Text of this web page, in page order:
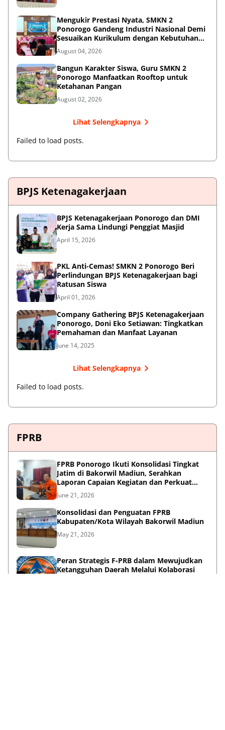
Mengukir Prestasi Nyata, SMKN 2
Ponorogo Gandeng Industri Nasional Demi
Sesuaikan Kurikulum dengan Kebutuhan
Dunia Kerja
August 04, 2026
Bangun Karakter Siswa, Guru SMKN 2
Ponorogo Manfaatkan Rooftop untuk
Ketahanan Pangan
August 02, 2026
Lihat Selengkapnya
Failed to load posts.
BPJS Ketenagakerjaan
BPJS Ketenagakerjaan Ponorogo dan DMI
Kerja Sama Lindungi Penggiat Masjid
April 15, 2026
PKL Anti-Cemas! SMKN 2 Ponorogo Beri
Perlindungan BPJS Ketenagakerjaan bagi
Ratusan Siswa
April 01, 2026
Company Gathering BPJS Ketenagakerjaan
Ponorogo, Doni Eko Setiawan: Tingkatkan
Pemahaman dan Manfaat Layanan
June 14, 2025
Lihat Selengkapnya
Failed to load posts.
FPRB
FPRB Ponorogo Ikuti Konsolidasi Tingkat
Jatim di Bakorwil Madiun, Serahkan
Laporan Capaian Kegiatan dan Perkuat
Sinergi Pentahelix
June 21, 2026
Konsolidasi dan Penguatan FPRB
Kabupaten/Kota Wilayah Bakorwil Madiun
May 21, 2026
Peran Strategis F-PRB dalam Mewujudkan
Ketangguhan Daerah Melalui Kolaborasi